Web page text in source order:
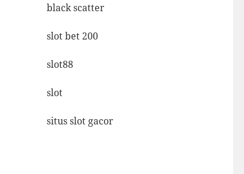
black scatter
slot bet 200
slot88
slot
situs slot gacor